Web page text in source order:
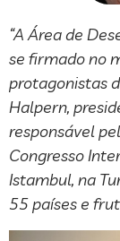
“A Área de
se firmado no
protagonistas
Halpern,
responsável
Congresso
Istambul, na
55 países e